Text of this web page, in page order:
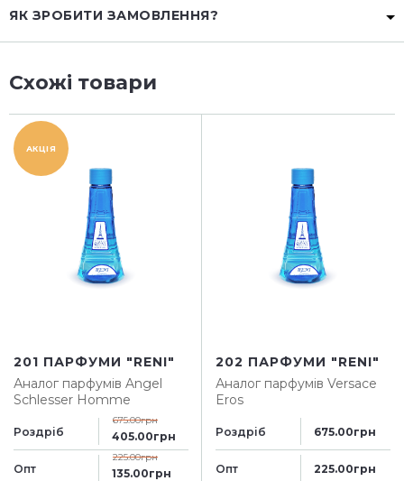
ЯК ЗРОБИТИ ЗАМОВЛЕННЯ?
Схожі товари
АКЦІЯ
201 ПАРФУМИ "RENI"
Аналог парфумів Angel
Schlesser Homme
Роздріб
675.00грн
405.00грн
Опт
225.00грн
135.00грн
202 ПАРФУМИ "RENI"
Аналог парфумів Versace
Eros
Роздріб 675.00грн
Опт 225.00грн